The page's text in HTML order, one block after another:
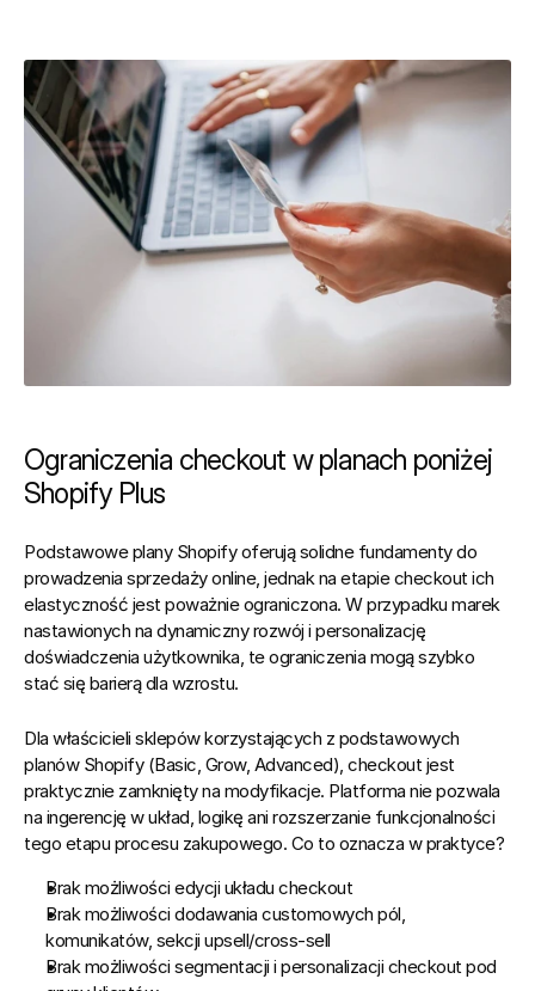
Ograniczenia checkout w planach poniżej
Shopify Plus
Podstawowe plany Shopify oferują solidne fundamenty do
prowadzenia sprzedaży online, jednak na etapie checkout ich
elastyczność jest poważnie ograniczona. W przypadku marek
nastawionych na dynamiczny rozwój i personalizację
doświadczenia użytkownika, te ograniczenia mogą szybko
stać się barierą dla wzrostu.
Dla właścicieli sklepów korzystających z podstawowych
planów Shopify (Basic, Grow, Advanced), checkout jest
praktycznie zamknięty na modyfikacje. Platforma nie pozwala
na ingerencję w układ, logikę ani rozszerzanie funkcjonalności
tego etapu procesu zakupowego. Co to oznacza w praktyce?
Brak możliwości edycji układu checkout
Brak możliwości dodawania customowych pól,
komunikatów, sekcji upsell/cross-sell
Brak możliwości segmentacji i personalizacji checkout pod